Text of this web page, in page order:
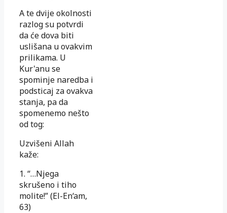
A te dvije okolnosti
razlog su potvrdi
da će dova biti
uslišana u ovakvim
prilikama. U
Kur'anu se
spominje naredba i
podsticaj za ovakva
stanja, pa da
spomenemo nešto
od tog:
Uzvišeni Allah
kaže:
1. “…Njega
skrušeno i tiho
molite!” (El-En‘am,
63)